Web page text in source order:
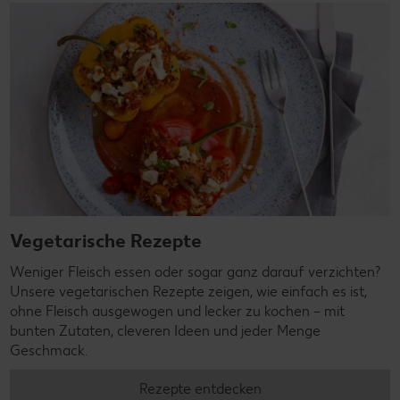
Vegetarische Rezepte
Weniger Fleisch essen oder sogar ganz darauf verzichten?
Unsere vegetarischen Rezepte zeigen, wie einfach es ist,
ohne Fleisch ausgewogen und lecker zu kochen – mit
bunten Zutaten, cleveren Ideen und jeder Menge
Geschmack.
Rezepte entdecken